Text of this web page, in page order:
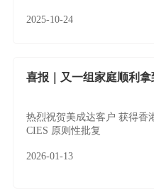
2025-10-24
喜报｜又一组家庭顺利
热烈祝贺美成达客户 获得香
CIES 原则性批复
2026-01-13